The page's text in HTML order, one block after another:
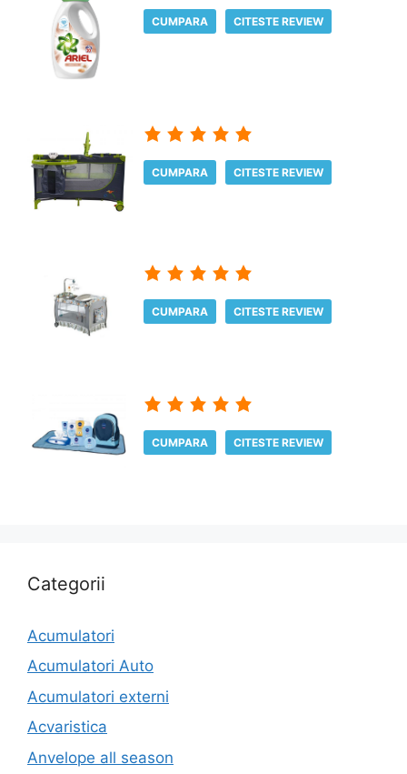
CUMPARA CITESTE REVIEW
CUMPARA CITESTE REVIEW
CUMPARA CITESTE REVIEW
CUMPARA CITESTE REVIEW
Categorii
Acumulatori
Acumulatori Auto
Acumulatori externi
Acvaristica
Anvelope all season